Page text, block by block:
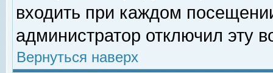
входить при каждом
администратор отключил эту
Вернуться наверх